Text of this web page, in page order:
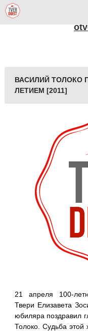
ВАСИЛИЙ ТОЛОКО
ЛЕТИЕМ [2011]
21 апреля 100-
Твери Елизавета
юбиляра поздравил
Толоко. Судьба этой